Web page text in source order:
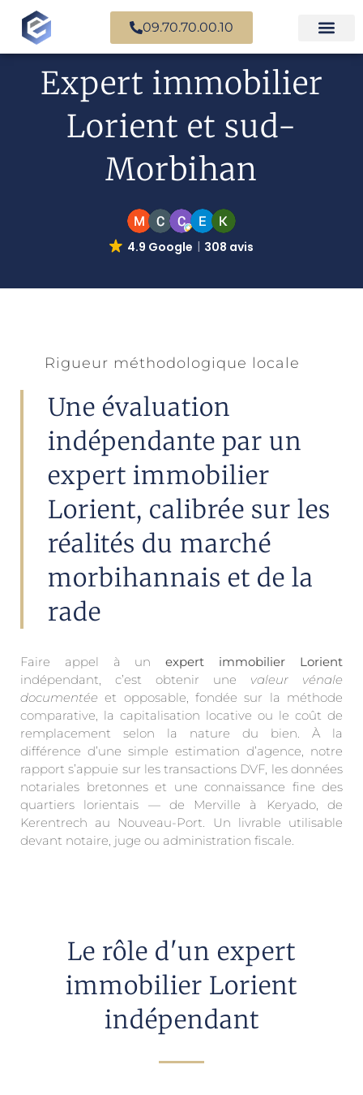
09.70.70.00.10
Expert immobilier
Lorient et sud-
Morbihan
4.9 Google 308 avis
Rigueur méthodologique locale
Une évaluation
indépendante par un
expert immobilier
Lorient, calibrée sur les
réalités du marché
morbihannais et de la
rade
Faire appel à un expert immobilier Lorient
indépendant, c’est obtenir une valeur vénale
documentée et opposable, fondée sur la méthode
comparative, la capitalisation locative ou le coût de
remplacement selon la nature du bien. À la
différence d’une simple estimation d’agence, notre
rapport s’appuie sur les transactions DVF, les données
notariales bretonnes et une connaissance fine des
quartiers lorientais — de Merville à Keryado, de
Kerentrech au Nouveau-Port. Un livrable utilisable
devant notaire, juge ou administration fiscale.
Le rôle d'un expert
immobilier Lorient
indépendant